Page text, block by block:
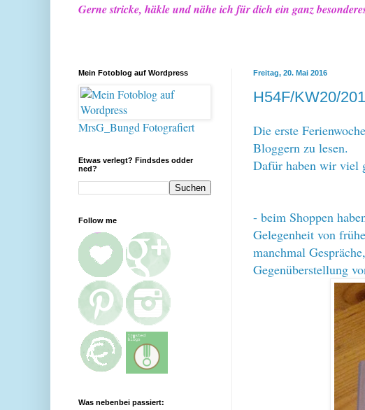
Gerne stricke, häkle und nähe ich für dich ein ganz
Freitag, 20. Mai 2016
H54F/KW20/
Die erste
Bloggern zu lesen.
Dafür haben wir viel
- beim Shoppen
Gelegenheit von
manchmal
Gegenüberstellung
Mein Fotoblog auf Wordpress
MrsG_Bungd Fotografiert
Etwas verlegt? Findsdes odder
ned?
Follow me
Was nebenbei passiert: